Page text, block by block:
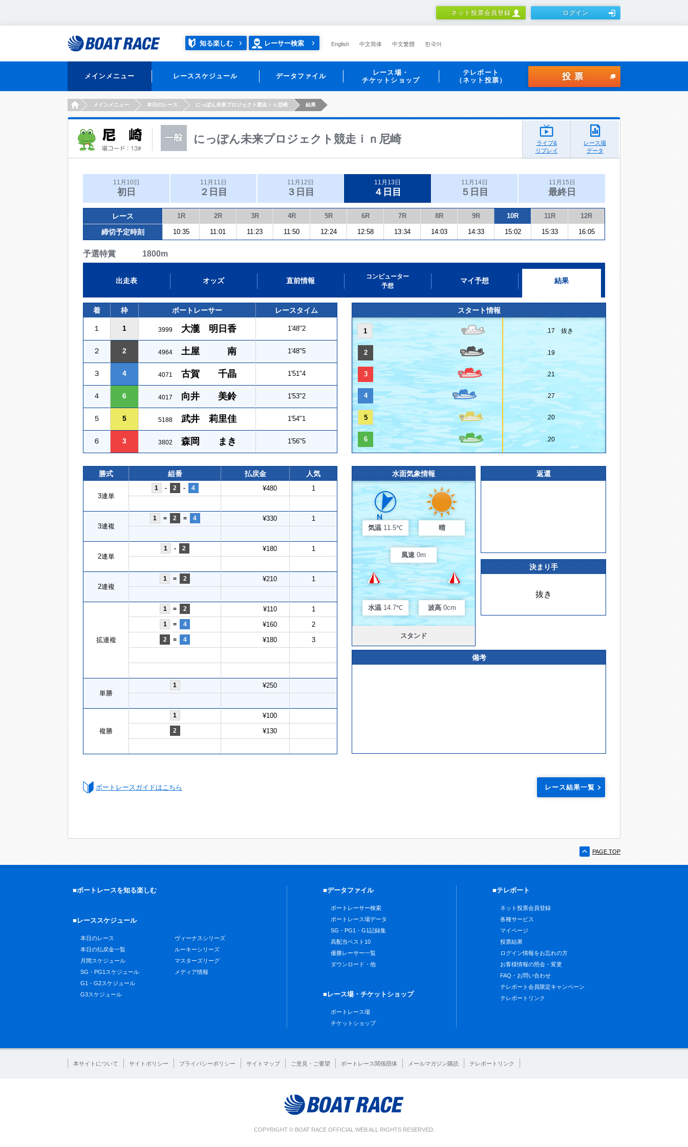
ネット投票会員登録 ログイン
知る楽しむ レーサー検索 English 中文简体 中文繁體 한국어
メインメニュー レーススケジュール データファイル
レース場・
チケットショップ
テレボート
（ネット投票）
投票
HOMEメインメニュー 本日のレース にっぽん未来プロジェクト競走ｉｎ尼崎 結果
にっぽん未来プロジェクト競走ｉｎ尼崎
ライブ&
リプレイ
レース場
データ
11月10日
初日
11月11日
２日目
11月12日
３日目
11月13日
４日目
11月14日
５日目
11月15日
最終日
レース 1R 2R 3R 4R 5R 6R 7R 8R 9R 10R 11R 12R
締切予定時刻 10:35 11:01 11:23 11:50 12:24 12:58 13:34 14:03 14:33 15:02 15:33 16:05
予選特賞 1800m
出走表 オッズ 直前情報
コンピューター
予想
マイ予想 結果
着 枠 ボートレーサー レースタイム
１ 1 3999 大瀧 明日香 1'48"2
２ 2 4964 土屋 南 1'48"5
３ 4 4071 古賀 千晶 1'51"4
４ 6 4017 向井 美鈴 1'53"2
５ 5 5188 武井 莉里佳 1'54"1
６ 3 3802 森岡 まき 1'56"5
スタート情報
1 .17 抜き
2 .19
3 .21
4 .27
5 .20
6 .20
勝式 組番 払戻金 人気
3連単
1 - 2 - 4 ¥480 1
3連複
1 = 2 = 4 ¥330 1
2連単
1 - 2 ¥180 1
2連複
1 = 2 ¥210 1
拡連複
1 = 2 ¥110 1
1 = 4 ¥160 2
2 = 4 ¥180 3
単勝
1 ¥250
複勝
1 ¥100
2 ¥130
水面気象情報
気温 11.5℃ 晴
風速 0m
水温 14.7℃ 波高 0cm
スタンド
返還
決まり手
抜き
備考
ボートレースガイドはこちら レース結果一覧
PAGE TOP
■ボートレースを知る楽しむ
■レーススケジュール
本日のレース
本日の払戻金一覧
月間スケジュール
SG・PG1スケジュール
G1・G2スケジュール
G3スケジュール
ヴィーナスシリーズ
ルーキーシリーズ
マスターズリーグ
メディア情報
■データファイル
ボートレーサー検索
ボートレース場データ
SG・PG1・G1記録集
高配当ベスト10
優勝レーサー一覧
ダウンロード・他
■レース場・チケットショップ
ボートレース場
チケットショップ
■テレボート
ネット投票会員登録
各種サービス
マイページ
投票結果
ログイン情報をお忘れの方
お客様情報の照会・変更
FAQ・お問い合わせ
テレボート会員限定キャンペーン
テレボートリンク
本サイトについて サイトポリシー プライバシーポリシー サイトマップ ご意見・ご要望 ボートレース関係団体 メールマガジン購読 テレボートリンク
COPYRIGHT © BOAT RACE OFFICIAL WEB ALL RIGHTS RESERVED.